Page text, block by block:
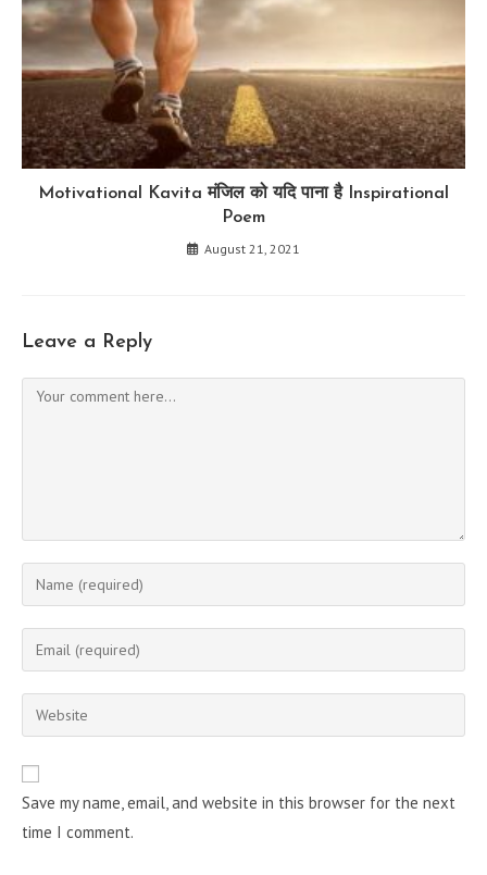
Motivational Kavita मंजिल को यदि पाना है Inspirational
Poem
August 21, 2021
Leave a Reply
Comment
Enter
your
name
comment
Enter
your
email
address
Enter
your
URL
(optional)
Save my name, email, and website in this browser for the next
time I comment.